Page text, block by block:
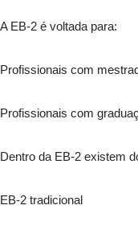
A EB-2 é voltada para:
Profissionais com
Profissionais com
Dentro da EB-2 existem
EB-2 tradicional